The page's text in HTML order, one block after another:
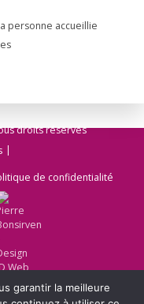
personne accueillie
droits réservés
de confidentialité
garantir la meilleure